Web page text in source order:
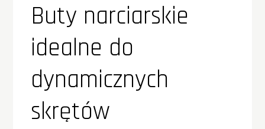
Buty narciarskie
idealne do
dynamicznych
skrętów